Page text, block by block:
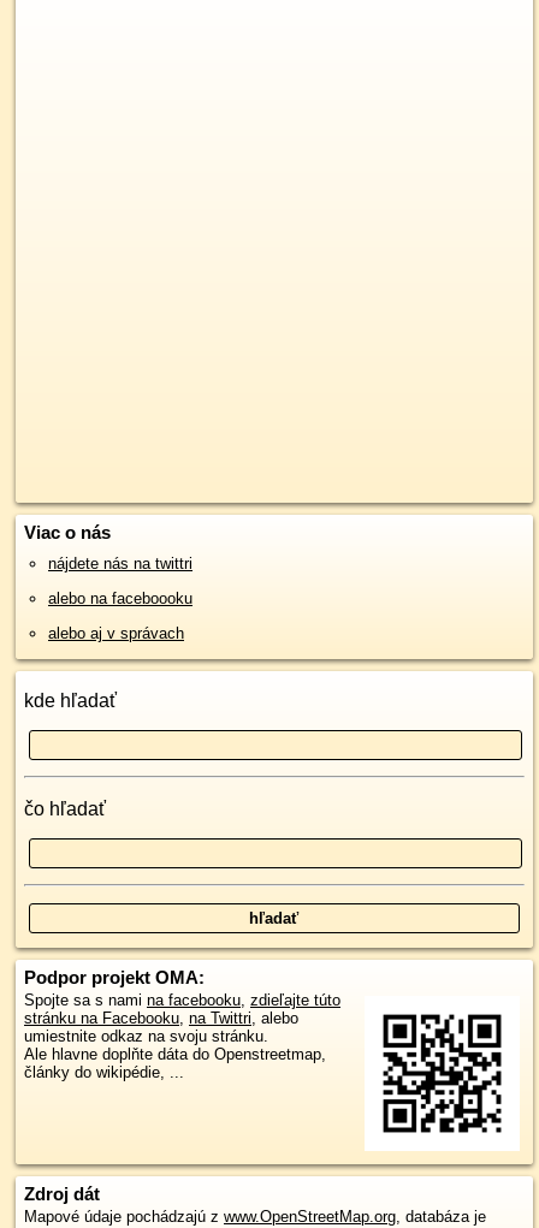
Viac o nás
nájdete nás na twittri
alebo na faceboooku
alebo aj v správach
kde hľadať
čo hľadať
Podpor projekt OMA:
Spojte sa s nami na facebooku, zdieľajte túto
stránku na Facebooku, na Twittri, alebo
umiestnite odkaz na svoju stránku.
Ale hlavne doplňte dáta do Openstreetmap,
články do wikipédie, ...
Zdroj dát
Mapové údaje pochádzajú z www.OpenStreetMap.org, databáza je